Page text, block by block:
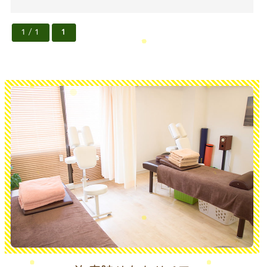
1 / 1 1